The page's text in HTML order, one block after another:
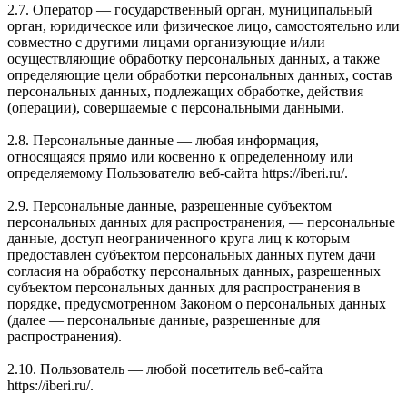
2.7. Оператор — государственный орган, муниципальный
орган, юридическое или физическое лицо, самостоятельно или
совместно с другими лицами организующие и/или
осуществляющие обработку персональных данных, а также
определяющие цели обработки персональных данных, состав
персональных данных, подлежащих обработке, действия
(операции), совершаемые с персональными данными.
2.8. Персональные данные — любая информация,
относящаяся прямо или косвенно к определенному или
определяемому Пользователю веб-сайта https://iberi.ru/.
2.9. Персональные данные, разрешенные субъектом
персональных данных для распространения, — персональные
данные, доступ неограниченного круга лиц к которым
предоставлен субъектом персональных данных путем дачи
согласия на обработку персональных данных, разрешенных
субъектом персональных данных для распространения в
порядке, предусмотренном Законом о персональных данных
(далее — персональные данные, разрешенные для
распространения).
2.10. Пользователь — любой посетитель веб-сайта
https://iberi.ru/.